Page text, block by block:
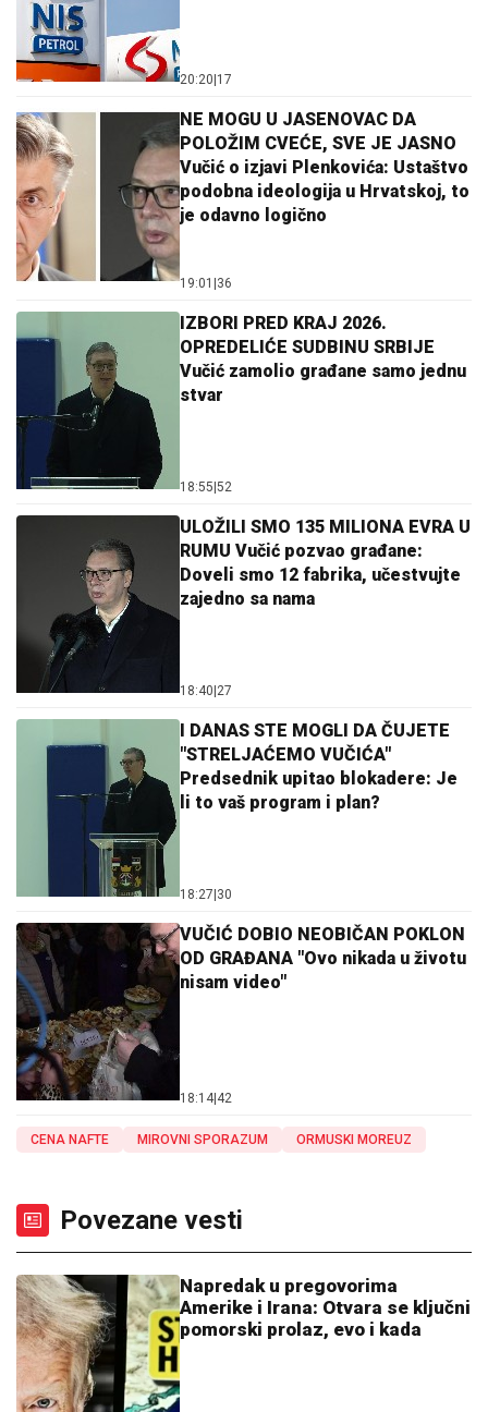
20:20 17
NE MOGU U JASENOVAC DA
POLOŽIM CVEĆE, SVE JE JASNO
Vučić o izjavi Plenkovića: Ustaštvo
podobna ideologija u Hrvatskoj, to
je odavno logično
19:01 36
IZBORI PRED KRAJ 2026.
OPREDELIĆE SUDBINU SRBIJE
Vučić zamolio građane samo jednu
stvar
18:55 52
ULOŽILI SMO 135 MILIONA EVRA U
RUMU Vučić pozvao građane:
Doveli smo 12 fabrika, učestvujte
zajedno sa nama
18:40 27
I DANAS STE MOGLI DA ČUJETE
"STRELJAĆEMO VUČIĆA"
Predsednik upitao blokadere: Je
li to vaš program i plan?
18:27 30
VUČIĆ DOBIO NEOBIČAN POKLON
OD GRAĐANA "Ovo nikada u životu
nisam video"
18:14 42
CENA NAFTE MIROVNI SPORAZUM ORMUSKI MOREUZ
Povezane vesti
Napredak u pregovorima
Amerike i Irana: Otvara se ključni
pomorski prolaz, evo i kada